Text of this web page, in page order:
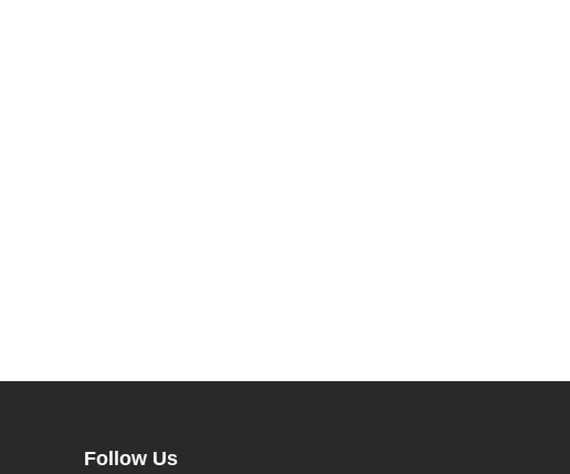
Follow Us